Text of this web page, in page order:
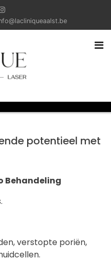
potentieel met
Behandeling
verstopte poriën,